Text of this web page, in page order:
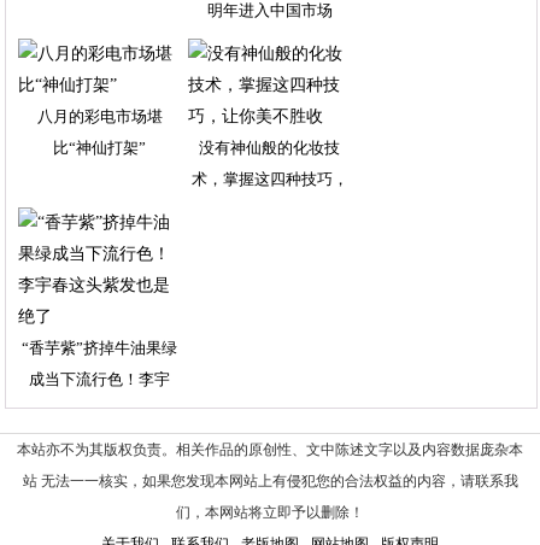
明年进入中国市场
八月的彩电市场堪
比“神仙打架”
没有神仙般的化妆技
术，掌握这四种技巧，
“香芋紫”挤掉牛油果绿
成当下流行色！李宇
本站亦不为其版权负责。相关作品的原创性、文中陈述文字以及内容数据庞杂本
站 无法一一核实，如果您发现本网站上有侵犯您的合法权益的内容，请联系我
们，本网站将立即予以删除！